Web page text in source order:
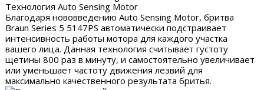
Технология Auto Sensing Motor
Благодаря нововведению Auto Sensing Motor, бритва
Braun Series 5 5147PS автоматически подстраивает
интенсивность работы мотора для каждого участка
вашего лица. Данная технология считывает густоту
щетины 800 раз в минуту, и самостоятельно увеличивает
или уменьшает частоту движения лезвий для
максимально качественного результата бритья.